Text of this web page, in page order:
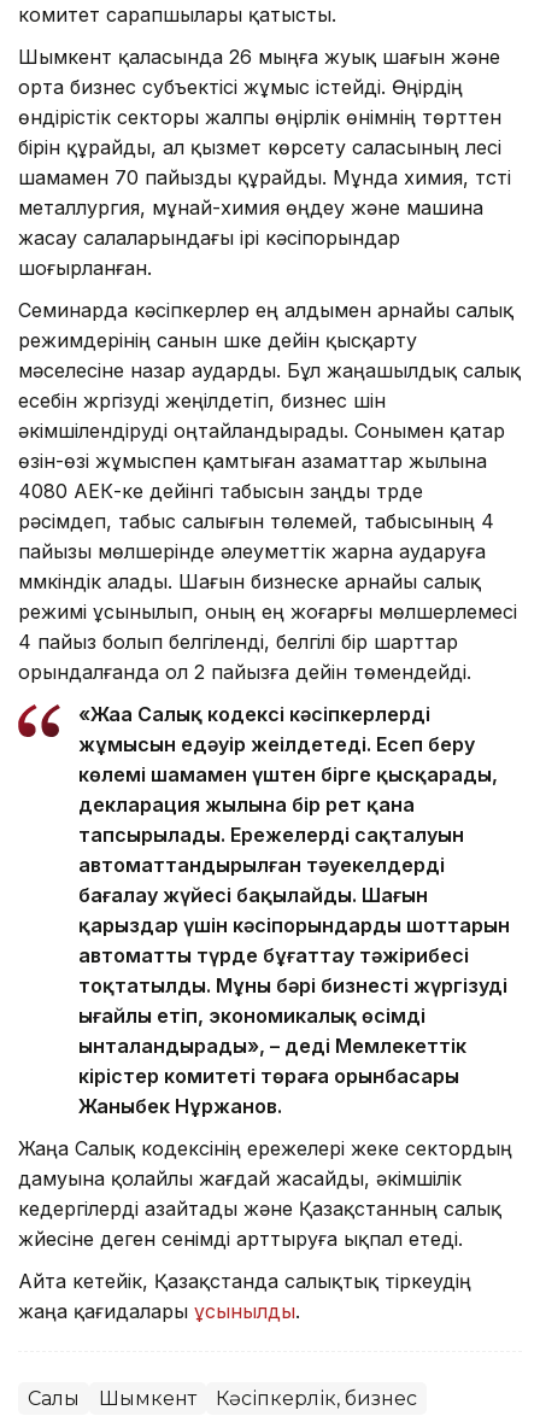
комитет сарапшылары қатысты.
Шымкент қаласында 26 мыңға жуық шағын және
орта бизнес субъектісі жұмыс істейді. Өңірдің
өндірістік секторы жалпы өңірлік өнімнің төрттен
бірін құрайды, ал қызмет көрсету саласының үлесі
шамамен 70 пайызды құрайды. Мұнда химия, түсті
металлургия, мұнай-химия өңдеу және машина
жасау салаларындағы ірі кәсіпорындар
шоғырланған.
Семинарда кәсіпкерлер ең алдымен арнайы салық
режимдерінің санын үшке дейін қысқарту
мәселесіне назар аударды. Бұл жаңашылдық салық
есебін жүргізуді жеңілдетіп, бизнес үшін
әкімшілендіруді оңтайландырады. Сонымен қатар
өзін-өзі жұмыспен қамтыған азаматтар жылына
4080 АЕК-ке дейінгі табысын заңды түрде
рәсімдеп, табыс салығын төлемей, табысының 4
пайызы мөлшерінде әлеуметтік жарна аударуға
мүмкіндік алады. Шағын бизнеске арнайы салық
режимі ұсынылып, оның ең жоғарғы мөлшерлемесі
4 пайыз болып белгіленді, белгілі бір шарттар
орындалғанда ол 2 пайызға дейін төмендейді.
«Жаңа Салық кодексі кәсіпкерлердің
жұмысын едәуір жеңілдетеді. Есеп беру
көлемі шамамен үштен бірге қысқарады,
декларация жылына бір рет қана
тапсырылады. Ережелердің сақталуын
автоматтандырылған тәуекелдерді
бағалау жүйесі бақылайды. Шағын
қарыздар үшін кәсіпорындардың шоттарын
автоматты түрде бұғаттау тәжірибесі
тоқтатылды. Мұның бәрі бизнесті жүргізуді
ыңғайлы етіп, экономикалық өсімді
ынталандырады», – деді Мемлекеттік
кірістер комитеті төраға орынбасары
Жаныбек Нұржанов.
Жаңа Салық кодексінің ережелері жеке сектордың
дамуына қолайлы жағдай жасайды, әкімшілік
кедергілерді азайтады және Қазақстанның салық
жүйесіне деген сенімді арттыруға ықпал етеді.
Айта кетейік, Қазақстанда салықтық тіркеудің
жаңа қағидалары ұсынылды.
Салық Шымкент Кәсіпкерлік, бизнес